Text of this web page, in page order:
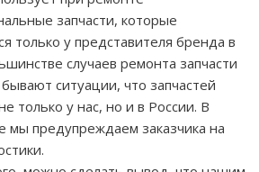
запчасти, которые
только у представителя бренда в
случаев ремонта запчасти
ситуации, что запчастей
только у нас, но и в России. В
мы предупреждаем заказчика на